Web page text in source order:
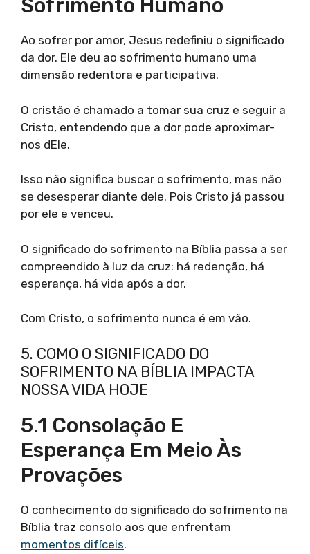
Sofrimento Humano
Ao sofrer por amor, Jesus redefiniu o significado
da dor. Ele deu ao sofrimento humano uma
dimensão redentora e participativa.
O cristão é chamado a tomar sua cruz e seguir a
Cristo, entendendo que a dor pode aproximar-
nos dEle.
Isso não significa buscar o sofrimento, mas não
se desesperar diante dele. Pois Cristo já passou
por ele e venceu.
O significado do sofrimento na Bíblia passa a ser
compreendido à luz da cruz: há redenção, há
esperança, há vida após a dor.
Com Cristo, o sofrimento nunca é em vão.
5. COMO O SIGNIFICADO DO
SOFRIMENTO NA BÍBLIA IMPACTA
NOSSA VIDA HOJE
5.1 Consolação E
Esperança Em Meio Às
Provações
O conhecimento do significado do sofrimento na
Bíblia traz consolo aos que enfrentam
momentos difíceis.